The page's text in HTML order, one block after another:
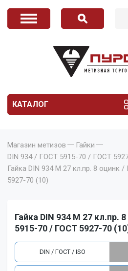
КАТАЛОГ
Магазин метизов
Гайки
DIN 934 / ГОСТ 5915-70 / ГОСТ
Гайка DIN 934 M 27 кл.пр. 8
5927-70 (10)
Гайка DIN 934 M 27 кл.пр.
5915-70 / ГОСТ 5927-70
DIN / ГОСТ / ISO